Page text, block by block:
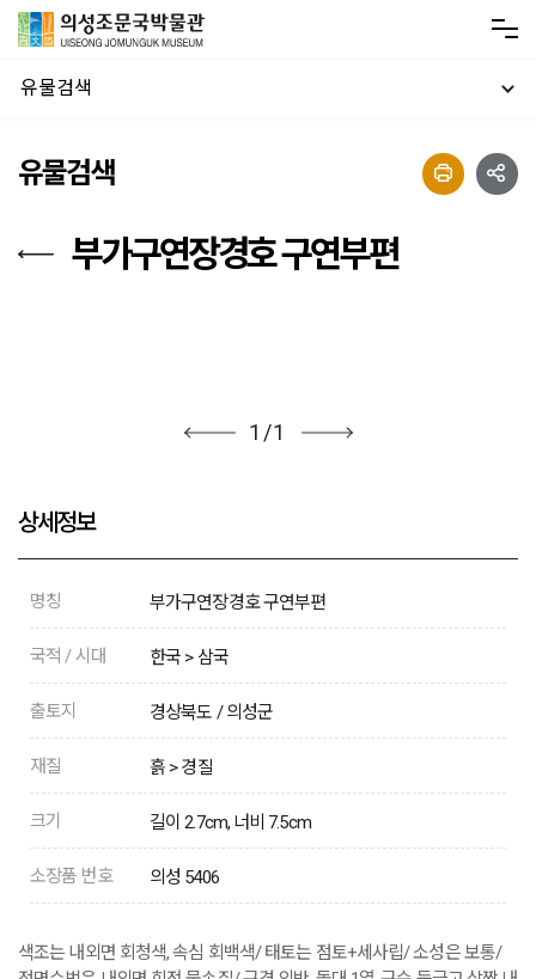
유물검색
유물검색
부가구연장경호 구연부편
1 /1
상세정보
명칭 부가구연장경호 구연부편
국적 / 시대 한국 > 삼국
출토지 경상북도 / 의성군
재질 흙 > 경질
크기 길이 2.7cm, 너비 7.5cm
소장품 번호 의성 5406
색조는 내외면 회청색, 속심 회백색/ 태토는 점토+세사립/ 소성은 보통/